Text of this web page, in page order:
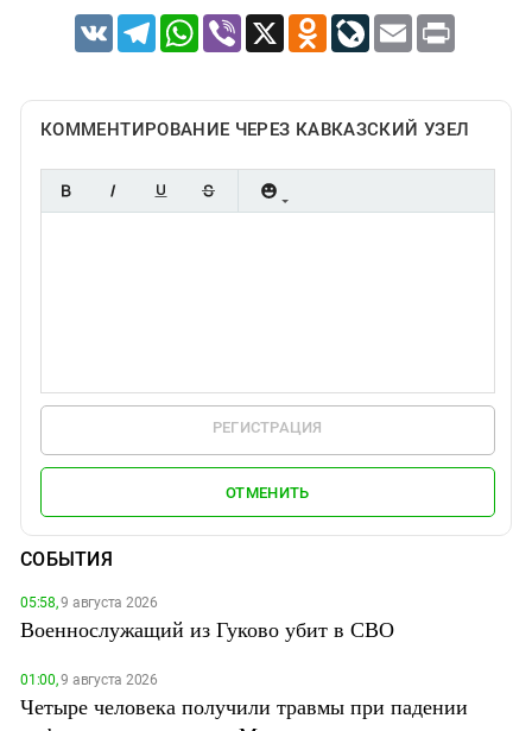
VK TelegramWhatsApp
Viber X Odnoklassniki
LiveJournal
Email Print
КОММЕНТИРОВАНИЕ ЧЕРЕЗ КАВКАЗСКИЙ УЗЕЛ
РЕГИСТРАЦИЯ
ОТМЕНИТЬ
СОБЫТИЯ
05:58,9 августа 2026
Военнослужащий из Гуково убит в СВО
01:00,9 августа 2026
Четыре человека получили травмы при падении